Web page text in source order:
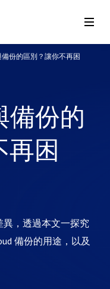
份的區別？讓你不再困
備份的
再困
異，透過本文一探究
備份的用途，以及